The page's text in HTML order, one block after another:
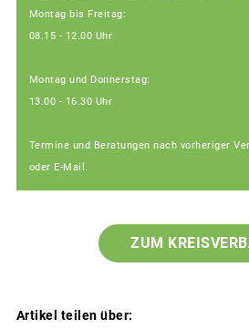
Montag bis Freitag:
08.15 - 12.00 Uhr
Montag und Donnerstag:
13.00 - 16.30 Uhr
Termine und Beratungen nach vorheriger
oder E-Mail.
ZUM
Artikel teilen über: